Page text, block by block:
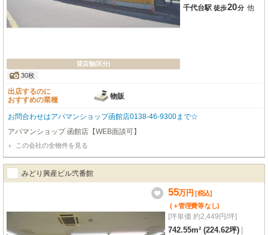
貸店舗(区分)
30枚
千代台駅 徒歩20分 他
出店するのに
おすすめの業種
物販
お問合わせはアパマンショップ函館店0138-46-9300まで☆
アパマンショップ 函館店【WEB面談可】
この会社の全物件を見る
みどり興産ビル弐番館
55万円 [税込]
(＋管理費等なし)
[坪単価 約2,449円/坪]
742.55m² (224.62坪)